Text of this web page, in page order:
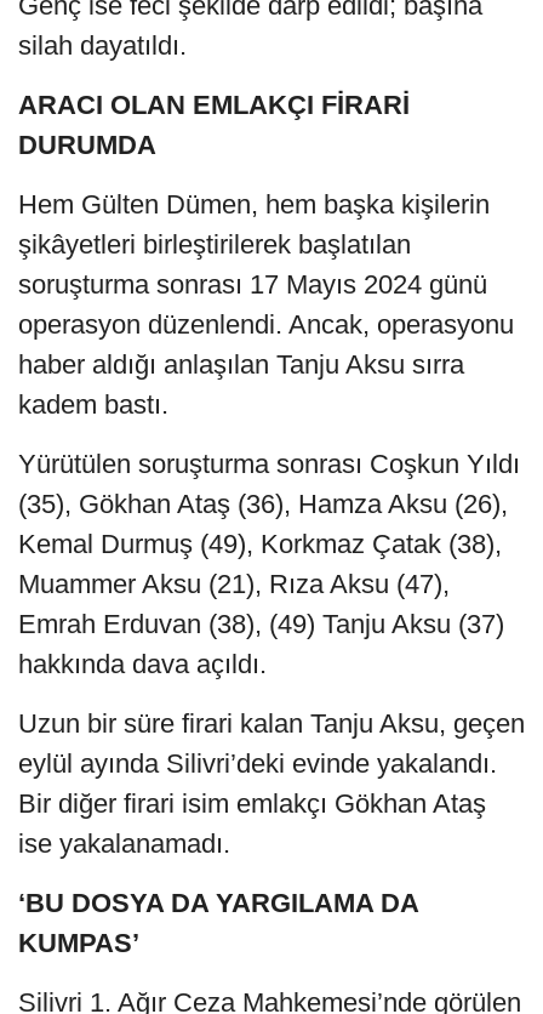
silah dayatıldı.
ARACI OLAN EMLAKÇI FİRARİ
DURUMDA
Hem Gülten Dümen, hem başka kişilerin
şikâyetleri birleştirilerek başlatılan
soruşturma sonrası 17 Mayıs 2024 günü
operasyon düzenlendi. Ancak, operasyonu
haber aldığı anlaşılan Tanju Aksu sırra
kadem bastı.
Yürütülen soruşturma sonrası Coşkun Yıldı
(35), Gökhan Ataş (36), Hamza Aksu (26),
Kemal Durmuş (49), Korkmaz Çatak (38),
Muammer Aksu (21), Rıza Aksu (47),
Emrah Erduvan (38), (49) Tanju Aksu (37)
hakkında dava açıldı.
Uzun bir süre firari kalan Tanju Aksu, geçen
eylül ayında Silivri’deki evinde yakalandı.
Bir diğer firari isim emlakçı Gökhan Ataş
ise yakalanamadı.
‘BU DOSYA DA YARGILAMA DA
KUMPAS’
Silivri 1. Ağır Ceza Mahkemesi’nde görülen